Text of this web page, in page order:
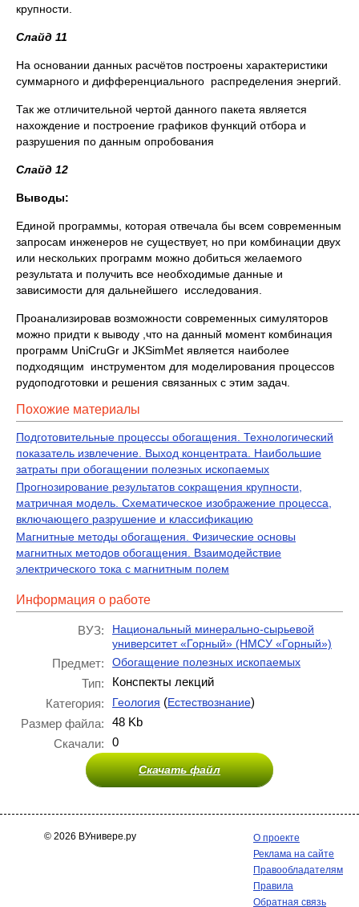
крупности.
Слайд 11
На основании данных расчётов построены характеристики
суммарного и дифференциального распределения энергий.
Так же отличительной чертой данного пакета является
нахождение и построение графиков функций отбора и
разрушения по данным опробования
Слайд 12
Выводы:
Единой программы, которая отвечала бы всем современным
запросам инженеров не существует, но при комбинации двух
или нескольких программ можно добиться желаемого
результата и получить все необходимые данные и
зависимости для дальнейшего исследования.
Проанализировав возможности современных симуляторов
можно придти к выводу ,что на данный момент комбинация
программ UniCruGr и JKSimMet является наиболее
подходящим инструментом для моделирования процессов
рудоподготовки и решения связанных с этим задач.
Похожие материалы
Подготовительные процессы обогащения. Технологический
показатель извлечение. Выход концентрата. Наибольшие
затраты при обогащении полезных ископаемых
Прогнозирование результатов сокращения крупности,
матричная модель. Схематическое изображение процесса,
включающего разрушение и классификацию
Магнитные методы обогащения. Физические основы
магнитных методов обогащения. Взаимодействие
электрического тока с магнитным полем
Информация о работе
ВУЗ:
Национальный минерально-сырьевой
университет «Горный» (НМСУ «Горный»)
Предмет: Обогащение полезных ископаемых
Тип:
Конспекты лекций
Категория:
Геология (Естествознание)
Размер файла:
48 Kb
Скачали:
0
Скачать файл
© 2026 ВУнивере.ру
О проекте
Реклама на сайте
Правообладателям
Правила
Обратная связь